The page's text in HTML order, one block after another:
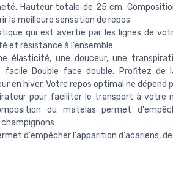
Hauteur totale de 25 cm.
la meilleure sensation de repos
qui est avertie par les lignes de
et résistance à l'ensemble
élasticité, une douceur, une
Double face double. Profitez de
en hiver. Votre repos optimal ne dépend
pour faciliter le transport à votre
du matelas permet
d'empêcher l'apparition d'acariens,